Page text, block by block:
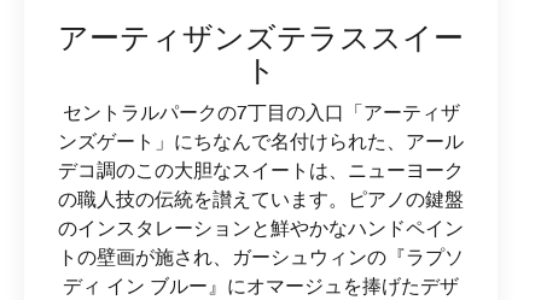
アーティザンズテラススイー
ト
セントラルパークの7丁目の入口「アーティザ
ンズゲート」にちなんで名付けられた、アール
デコ調のこの大胆なスイートは、ニューヨーク
の職人技の伝統を讃えています。ピアノの鍵盤
のインスタレーションと鮮やかなハンドペイン
トの壁画が施され、ガーシュウィンの『ラプソ
ディ イン ブルー』にオマージュを捧げたデザ